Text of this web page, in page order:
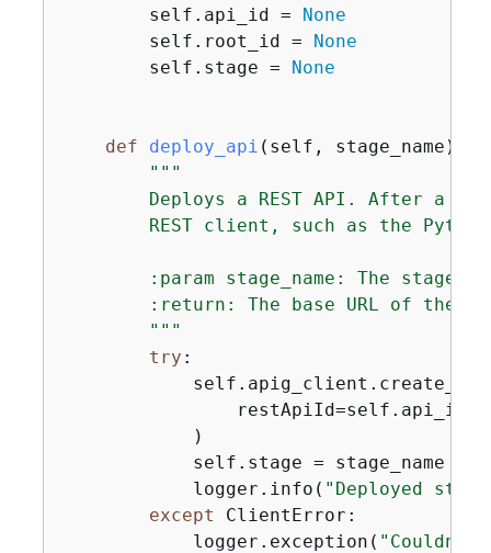
        self.api_id =
None
        self.root_id =
None
        self.stage =
None
def deploy_api ( self, stage_name ):
"""
Deploys a REST API. After a
REST client, such as the
:param stage_name: The stage
:return: The base URL of the
        """
try :
restApiId=self.api_id,
            )
            self.stage = stage_name
            logger.info(
"Deployed
except ClientError:
            logger.exception(
"Couldn't